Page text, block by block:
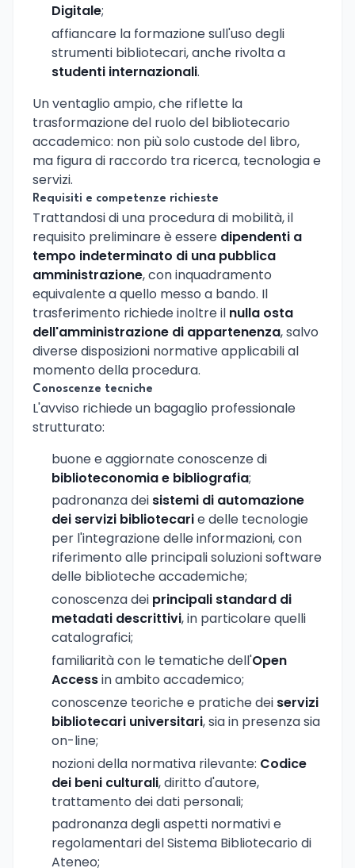
Digitale;
affiancare la formazione sull'uso degli
strumenti bibliotecari, anche rivolta a
studenti internazionali.
Un ventaglio ampio, che riflette la
trasformazione del ruolo del bibliotecario
accademico: non più solo custode del libro,
ma figura di raccordo tra ricerca, tecnologia e
servizi.
Requisiti e competenze richieste
Trattandosi di una procedura di mobilità, il
requisito preliminare è essere dipendenti a
tempo indeterminato di una pubblica
amministrazione, con inquadramento
equivalente a quello messo a bando. Il
trasferimento richiede inoltre il nulla osta
dell'amministrazione di appartenenza, salvo
diverse disposizioni normative applicabili al
momento della procedura.
Conoscenze tecniche
L'avviso richiede un bagaglio professionale
strutturato:
buone e aggiornate conoscenze di
biblioteconomia e bibliografia;
padronanza dei sistemi di automazione
dei servizi bibliotecarie delle tecnologie
per l'integrazione delle informazioni, con
riferimento alle principali soluzioni software
delle biblioteche accademiche;
conoscenza dei principali standard di
metadati descrittivi, in particolare quelli
catalografici;
familiarità con le tematiche dell'Open
Accessin ambito accademico;
conoscenze teoriche e pratiche dei servizi
bibliotecari universitari, sia in presenza sia
on-line;
nozioni della normativa rilevante: Codice
dei beni culturali, diritto d'autore,
trattamento dei dati personali;
padronanza degli aspetti normativi e
regolamentari del Sistema Bibliotecario di
Ateneo;